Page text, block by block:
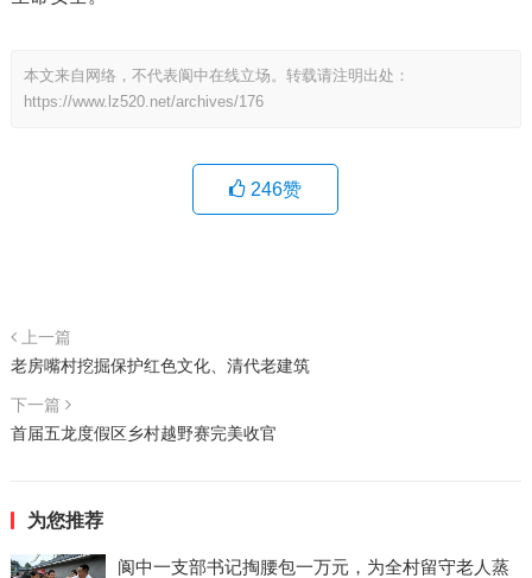
本文来自网络，不代表阆中在线立场。转载请注明出处：
https://www.lz520.net/archives/176
246赞
上一篇
老房嘴村挖掘保护红色文化、清代老建筑
下一篇
首届五龙度假区乡村越野赛完美收官
为您推荐
阆中一支部书记掏腰包一万元，为全村留守老人蒸